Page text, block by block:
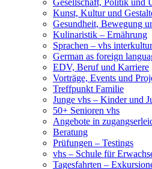
Gesellschaft, Politik und
Kunst, Kultur und
Gesundheit, Bewegung
Kulinaristik – Ernährung
Sprachen – vhs
German as foreign
EDV, Beruf und Karriere
Vorträge, Events und
Treffpunkt Familie
Junge vhs – Kinder und
50+ Senioren vhs
Angebote in
Beratung
Prüfungen – Testings
vhs – Schule für
Tagesfahrten –